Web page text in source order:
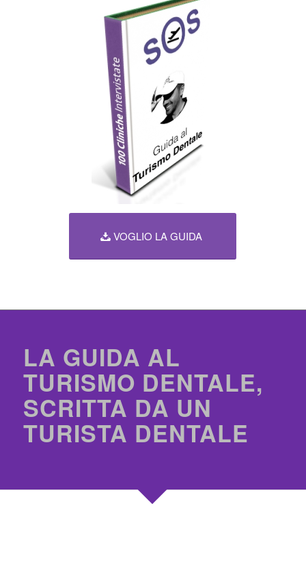
VOGLIO LA GUIDA
LA GUIDA AL
TURISMO DENTALE,
SCRITTA DA UN
TURISTA DENTALE